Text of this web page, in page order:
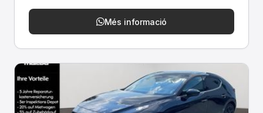
Més informació